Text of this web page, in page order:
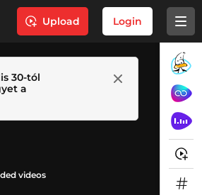
Upload Login
30-tól
a
videos